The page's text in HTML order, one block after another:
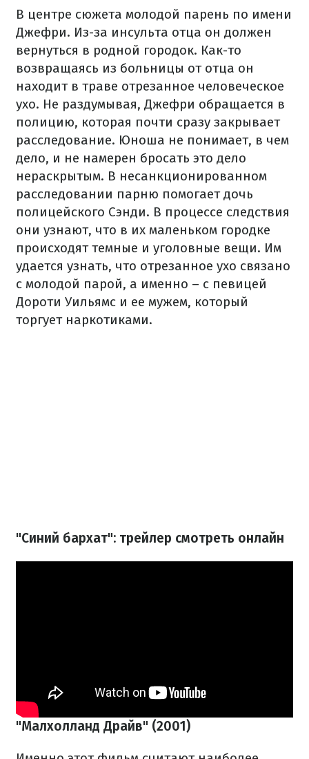
В центре сюжета молодой парень по имени
Джефри. Из-за инсульта отца он должен
вернуться в родной городок. Как-то
возвращаясь из больницы от отца он
находит в траве отрезанное человеческое
ухо. Не раздумывая, Джефри обращается в
полицию, которая почти сразу закрывает
расследование. Юноша не понимает, в чем
дело, и не намерен бросать это дело
нераскрытым. В несанкционированном
расследовании парню помогает дочь
полицейского Сэнди. В процессе следствия
они узнают, что в их маленьком городке
происходят темные и уголовные вещи. Им
удается узнать, что отрезанное ухо связано
с молодой парой, а именно – с певицей
Дороти Уильямс и ее мужем, который
торгует наркотиками.
"Синий бархат": трейлер смотреть онлайн
"Малхолланд Драйв" (2001)